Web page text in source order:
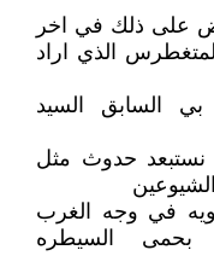
على ذلك في اخر
الذي اراد
السابق السيد
نستبعد حدوث مثل
في وجه الغرب
بحمى السيطره